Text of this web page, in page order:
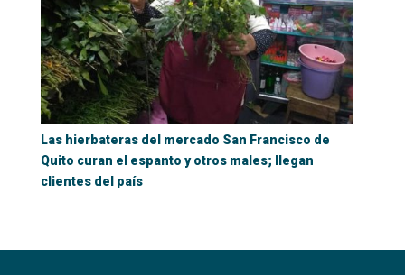
Las hierbateras del mercado San Francisco de
Quito curan el espanto y otros males; llegan
clientes del país